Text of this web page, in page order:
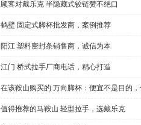
顾客对戴乐克 半隐藏式铰链赞不绝口
鹤壁 固定式脚杯批发商，案例推荐
阳江 塑料密封条销售商，诚信为本
江门 桥式拉手厂商电话，精心打造
在该鞍山购买的 万向脚杯：便宜不是目的
值得推荐的马鞍山 轻型拉手，选戴乐克